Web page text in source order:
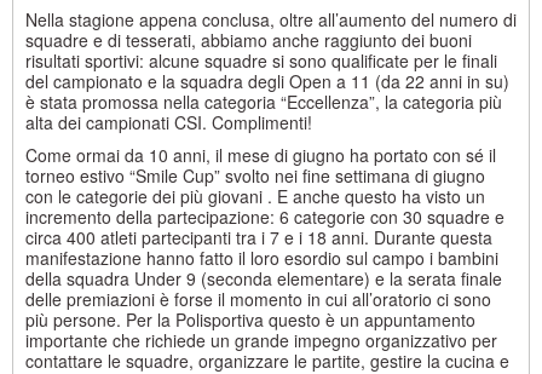
Nella stagione appena conclusa, oltre all’aumento del numero di
squadre e di tesserati, abbiamo anche raggiunto dei buoni
risultati sportivi: alcune squadre si sono qualificate per le finali
del campionato e la squadra degli Open a 11 (da 22 anni in su)
è stata promossa nella categoria “Eccellenza”, la categoria più
alta dei campionati CSI. Complimenti!
Come ormai da 10 anni, il mese di giugno ha portato con sé il
torneo estivo “Smile Cup” svolto nei fine settimana di giugno
con le categorie dei più giovani . E anche questo ha visto un
incremento della partecipazione: 6 categorie con 30 squadre e
circa 400 atleti partecipanti tra i 7 e i 18 anni. Durante questa
manifestazione hanno fatto il loro esordio sul campo i bambini
della squadra Under 9 (seconda elementare) e la serata finale
delle premiazioni è forse il momento in cui all’oratorio ci sono
più persone. Per la Polisportiva questo è un appuntamento
importante che richiede un grande impegno organizzativo per
contattare le squadre, organizzare le partite, gestire la cucina e